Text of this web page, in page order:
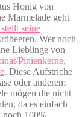
Honig von
Marmelade geht
seine
Wer noch
Lieblinge von
Pinienkerne,
. Diese Aufstriche
oder anderem
mögen die nicht
da es einfach
noch 100%